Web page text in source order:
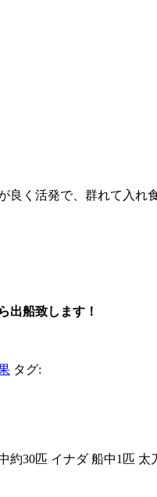
く活発で、群れて入れ
出船致します！
タグ:
30匹 イナダ 船中1匹